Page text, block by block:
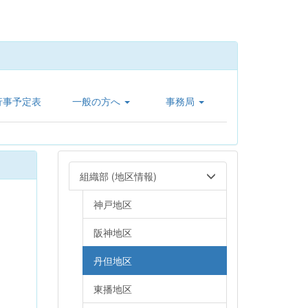
事予定表 一般の方へ 事務局
組織部 (地区情報)
神戸地区
阪神地区
丹但地区
東播地区